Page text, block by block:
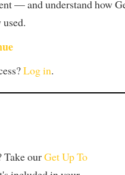
— and understand how
Log in.
Take ourGet Up To